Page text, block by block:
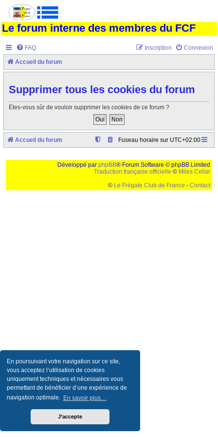
En poursuivant votre navigation sur ce site,
vous acceptez l’utilisation de cookies
uniquement techniques et nécessaires vous
permettant de bénéficier d’une expérience de
navigation optimale. En savoir plus…
J’accepte
Le forum interne des membres du FCF
FAQ Connexion
Inscription
Accueil du forum
Supprimer tous les cookies du forum
Êtes-vous sûr de vouloir supprimer les cookies de ce forum ?
Accueil du forum Fuseau horaire sur UTC+02:00
Développé par phpBB® Forum Software © phpBB Limited
Traduction française officielle © Miles Cellar
© Le Frégate Club de France - Contact